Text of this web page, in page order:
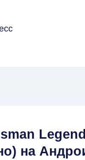
на